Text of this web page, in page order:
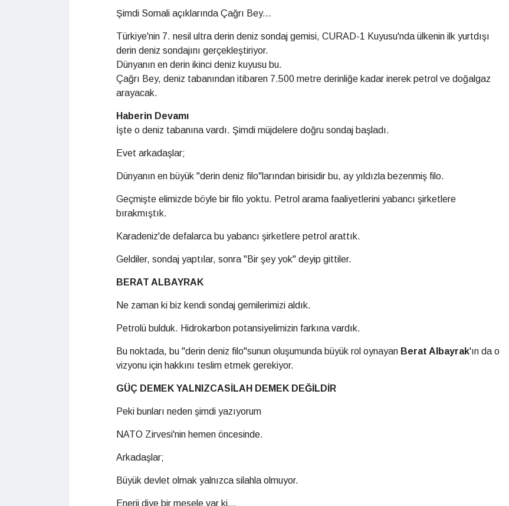
Şimdi Somali açıklarında Çağrı Bey...
Türkiye'nin 7. nesil ultra derin deniz sondaj gemisi, CURAD-1 Kuyusu'nda ülkenin ilk yurtdışı
derin deniz sondajını gerçekleştiriyor.
Dünyanın en derin ikinci deniz kuyusu bu.
Çağrı Bey, deniz tabanından itibaren 7.500 metre derinliğe kadar inerek petrol ve doğalgaz
arayacak.
Haberin Devamı
İşte o deniz tabanına vardı. Şimdi müjdelere doğru sondaj başladı.
Evet arkadaşlar;
Dünyanın en büyük "derin deniz filo"larından birisidir bu, ay yıldızla bezenmiş filo.
Geçmişte elimizde böyle bir filo yoktu. Petrol arama faaliyetlerini yabancı şirketlere
bırakmıştık.
Karadeniz'de defalarca bu yabancı şirketlere petrol arattık.
Geldiler, sondaj yaptılar, sonra "Bir şey yok" deyip gittiler.
BERAT ALBAYRAK
Ne zaman ki biz kendi sondaj gemilerimizi aldık.
Petrolü bulduk. Hidrokarbon potansiyelimizin farkına vardık.
Bu noktada, bu "derin deniz filo"sunun oluşumunda büyük rol oynayan Berat Albayrak'ın da o
vizyonu için hakkını teslim etmek gerekiyor.
GÜÇ DEMEK YALNIZCASİLAH DEMEK DEĞİLDİR
Peki bunları neden şimdi yazıyorum
NATO Zirvesi'nin hemen öncesinde.
Arkadaşlar;
Büyük devlet olmak yalnızca silahla olmuyor.
Enerji diye bir mesele var ki...